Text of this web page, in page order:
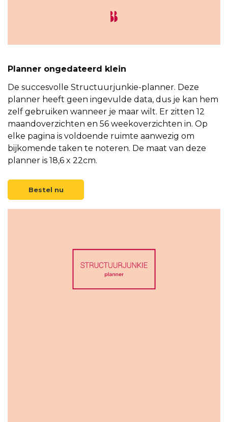
Planner ongedateerd klein
De succesvolle Structuurjunkie-planner. Deze
planner heeft geen ingevulde data, dus je kan hem
zelf gebruiken wanneer je maar wilt. Er zitten 12
maandoverzichten en 56 weekoverzichten in. Op
elke pagina is voldoende ruimte aanwezig om
bijkomende taken te noteren. De maat van deze
planner is 18,6 x 22cm.
Bestel nu